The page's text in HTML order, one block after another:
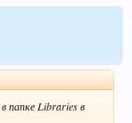
папке Libraries в